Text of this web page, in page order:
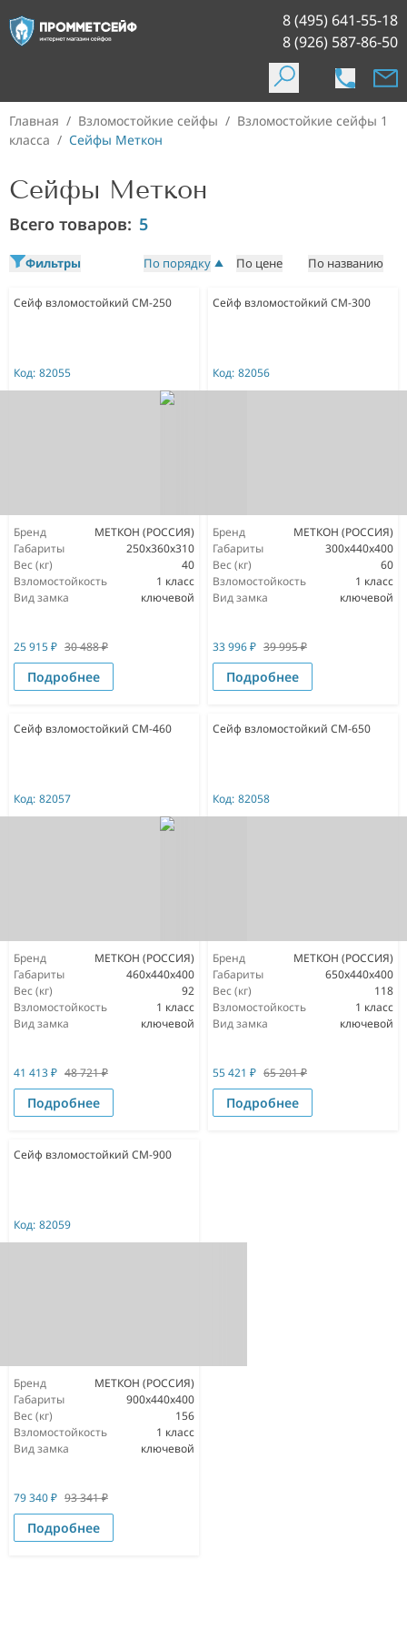
8 (495) 641-55-18
8 (926) 587-86-50
Главная / Взломостойкие сейфы / Взломостойкие сейфы 1
класса / Сейфы Меткон
Сейфы Меткон
Всего товаров: 5
Фильтры По порядку По цене По названию
Сейф взломостойкий СМ-250
Код: 82055
Бренд
МЕТКОН (РОССИЯ)
Габариты
250x360x310
Вес (кг)
40
Взломостойкость
1 класс
Вид замка
ключевой
25 915₽ 30 488₽
Подробнее
Сейф взломостойкий СМ-300
Код: 82056
Бренд
МЕТКОН (РОССИЯ)
Габариты
300x440x400
Вес (кг)
60
Взломостойкость
1 класс
Вид замка
ключевой
33 996₽ 39 995₽
Подробнее
Сейф взломостойкий СМ-460
Код: 82057
Бренд
МЕТКОН (РОССИЯ)
Габариты
460x440x400
Вес (кг)
92
Взломостойкость
1 класс
Вид замка
ключевой
41 413₽ 48 721₽
Подробнее
Сейф взломостойкий СМ-650
Код: 82058
Бренд
МЕТКОН (РОССИЯ)
Габариты
650x440x400
Вес (кг)
118
Взломостойкость
1 класс
Вид замка
ключевой
55 421 ₽ 65 201₽
Подробнее
Сейф взломостойкий СМ-900
Код: 82059
Бренд
МЕТКОН (РОССИЯ)
Габариты
900x440x400
Вес (кг)
156
Взломостойкость
1 класс
Вид замка
ключевой
79 340₽ 93 341₽
Подробнее